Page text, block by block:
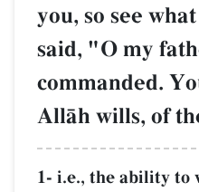
you, so see
said, "O my
commanded.
AllŒh wills, of
1- i.e., the ability to